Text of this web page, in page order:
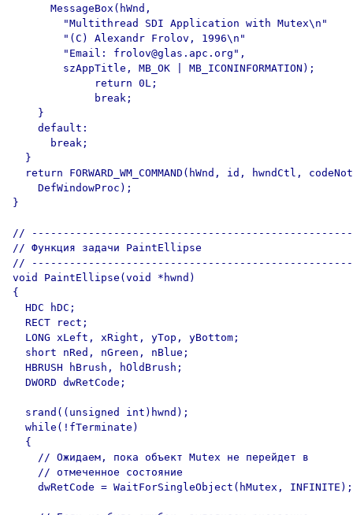
      MessageBox(hWnd,
        "Multithread SDI Application with Mutex\n"
        "(C) Alexandr Frolov, 1996\n"
        "Email: frolov@glas.apc.org",
        szAppTitle, MB_OK | MB_ICONINFORMATION);
    }
    default:
      break;
  }
return FORWARD_WM_COMMAND(hWnd, id, hwndCtl,
    DefWindowProc);
}
//
// Функция задачи PaintEllipse
//
void PaintEllipse(void *hwnd)
{
  HDC hDC;
  RECT rect;
  LONG xLeft, xRight, yTop, yBottom;
  short nRed, nGreen, nBlue;
  HBRUSH hBrush, hOldBrush;
  DWORD dwRetCode;
  srand((unsigned int)hwnd);
  while(!fTerminate)
  {
    // Ожидаем, пока объект Mutex не перейдет в
    // отмеченное состояние
    dwRetCode = WaitForSingleObject(hMutex, INFINITE);